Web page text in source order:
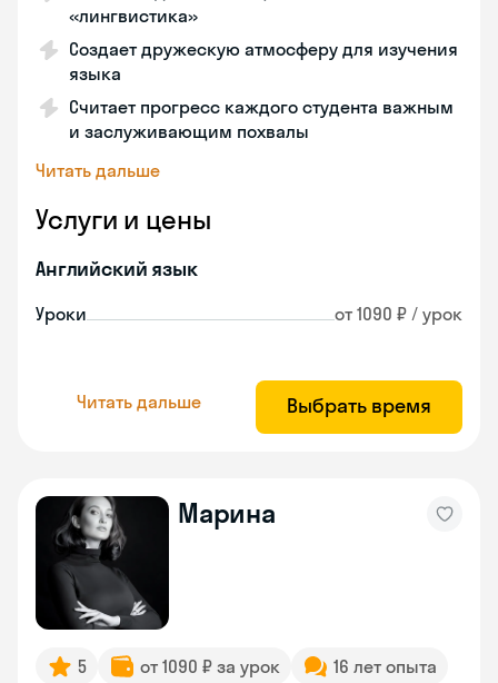
«лингвистика»
Создает дружескую атмосферу для изучения
языка
Считает прогресс каждого студента важным
и заслуживающим похвалы
Читать дальше
Услуги и цены
Английский язык
Уроки от 1090 ₽ / урок
Читать дальше Выбрать время
Марина
5 от 1090 ₽ за урок
16 лет опыта